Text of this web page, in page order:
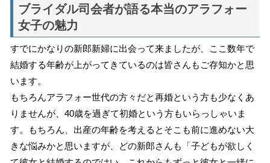
ブライダル司会者が語る本当のアラフォー
女子の魅力
すでにかなりの新郎新婦に出会って来ましたが、ここ数年で
結婚する年齢が上がってきているのは皆さんもご存知かと思
います。
もちろんアラフォー世代の方々だと再婚という方も少なくあ
りませんが、40歳を過ぎて初婚という方もいらっしゃいま
す。もちろん、出産の年齢を考えるとそこも前に進めない大
きな悩みかと思いますが、どの新郎さんも「子どもが欲しく